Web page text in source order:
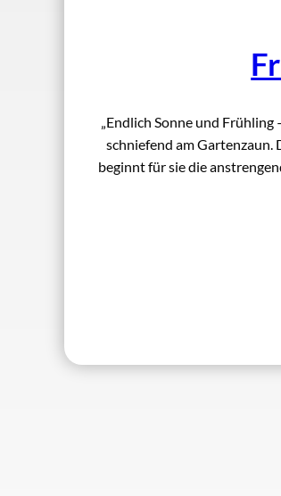
„Endlich Sonne und Frühling
schniefend am Gartenzaun.
beginnt für sie die